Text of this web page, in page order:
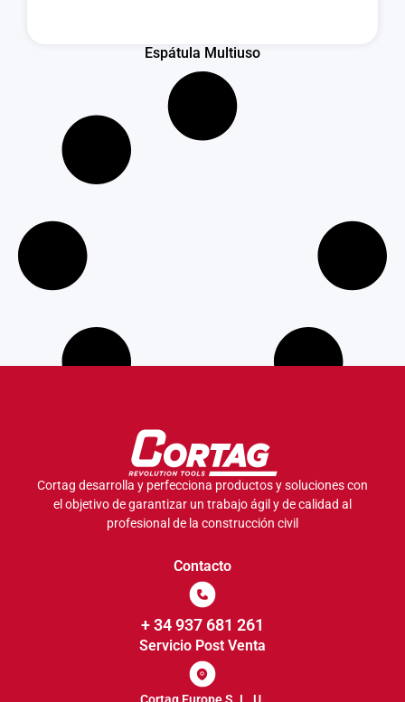
Espátula Multiuso
Cortag desarrolla y perfecciona productos y soluciones con
el objetivo de garantizar un trabajo ágil y de calidad al
profesional de la construcción civil
Contacto
+ 34 937 681 261
Servicio Post Venta